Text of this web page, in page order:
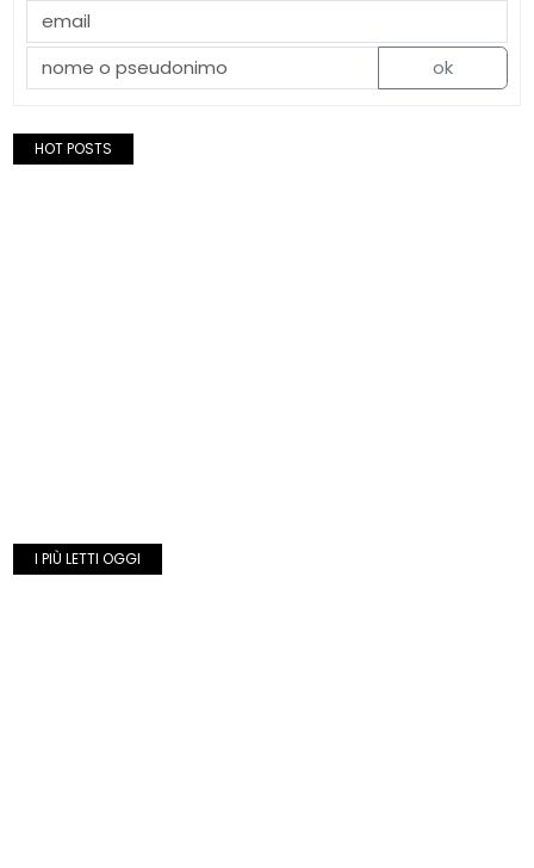
ok
HOT POSTS
I PIÙ LETTI OGGI